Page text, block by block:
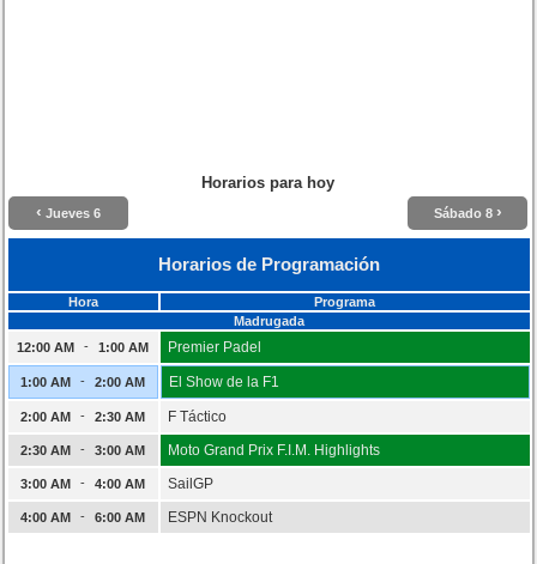
Horarios para hoy
‹ Jueves 6 Sábado 8 ›
Horarios de Programación
Hora
Programa
Madrugada
12:00 AM
- 1:00 AM Premier Padel
1:00 AM - 2:00 AM El Show de la F1
2:00 AM - 2:30 AM F Táctico
2:30 AM - 3:00 AM Moto Grand Prix F.I.M. Highlights
3:00 AM - 4:00 AM SailGP
4:00 AM - 6:00 AM ESPN Knockout